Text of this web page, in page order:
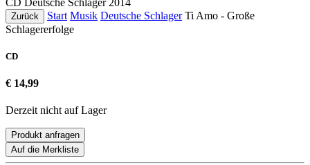
Zurück Start Musik Deutsche Schlager Ti Amo - Große
Schlagererfolge
CD
€ 14,99
Derzeit nicht auf Lager
Produkt anfragen
Auf die Merkliste